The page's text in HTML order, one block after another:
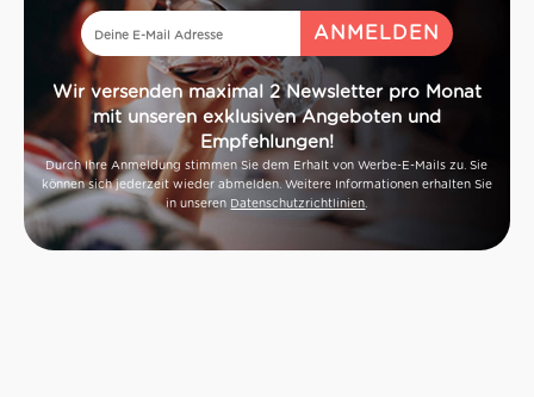
Wir versenden maximal 2 Newsletter pro Monat
mit unseren exklusiven Angeboten und
Empfehlungen!
Durch Ihre Anmeldung stimmen Sie dem Erhalt von Werbe-E-Mails zu. Sie
können sich jederzeit wieder abmelden. Weitere Informationen erhalten Sie
in unseren Datenschutzrichtlinien